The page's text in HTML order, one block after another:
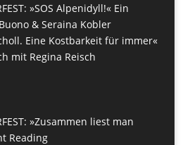
»SOS Alpenidyll!« Ein
& Seraina Kobler
Eine Kostbarkeit für immer«
mit Regina Reisch
»Zusammen liest man
Reading